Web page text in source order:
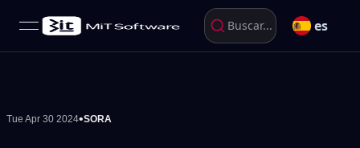
open navigation menu Buscar... es
Tue Apr 30 2024•SORA